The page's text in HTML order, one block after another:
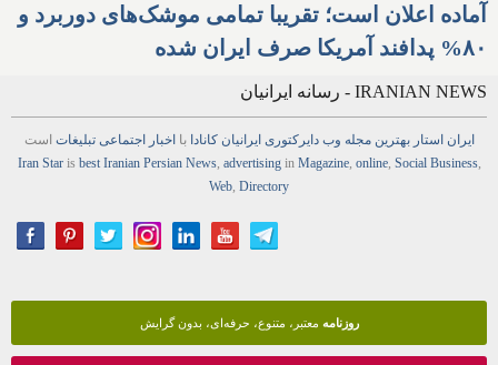
آماده اعلان است؛ تقریبا تمامی موشک‌های دوربرد و
۸۰% پدافند آمریکا صرف ایران شده
IRANIAN NEWS - رسانه ایرانیان
ایران استار بهترین مجله وب دایرکتوری ایرانیان کانادا با اخبار اجتماعی تبلیغات است
Iran Staris best Iranian Persian News, advertisingin Magazine, online, Social Business,
Web, Directory
روزنامه معتبر، متنوع، حرفه‌ای، بدون گرایش